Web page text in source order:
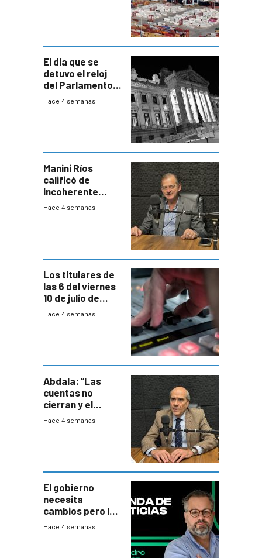
El día que se
detuvo el reloj
del Parlamento
para negociar
Hace 4 semanas
Manini Ríos
calificó de
incoherente
decisión de
Hace 4 semanas
Los titulares de
las 6 del viernes
10 de julio de
2026
Hace 4 semanas
Abdala: “Las
cuentas no
cierran y el
balance del
Hace 4 semanas
El gobierno
necesita
cambios pero los
ministros tienen
Hace 4 semanas